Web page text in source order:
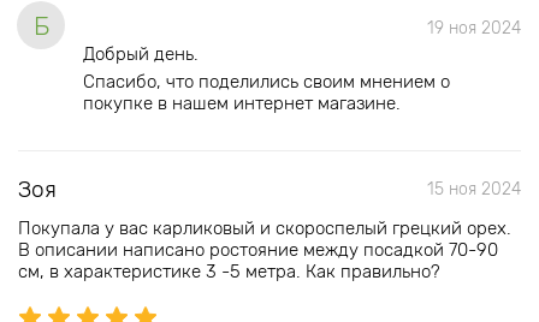
Б 19 ноя 2024
Добрый день.
Спасибо, что поделились своим мнением о
покупке в нашем интернет магазине.
Зоя 15 ноя 2024
Покупала у вас карликовый и скороспелый грецкий орех.
В описании написано ростояние между посадкой 70-90
см, в характеристике 3 -5 метра. Как правильно?